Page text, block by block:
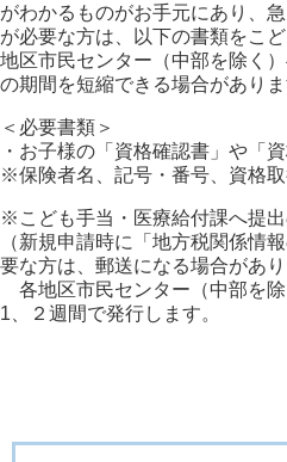
がわかるものがお手元にあり、
が必要な方は、以下の書類をこ
地区市民センター（中部を除く
の期間を短縮できる場合がありま
＜必要書類＞
・お子様の「資格確認書」や「
※保険者名、記号・番号、資格
※こども手当・医療給付課へ提出
（新規申請時に「地方税関係情
要な方は、郵送になる場合があり
各地区市民センター（中部を
1、２週間で発行します。